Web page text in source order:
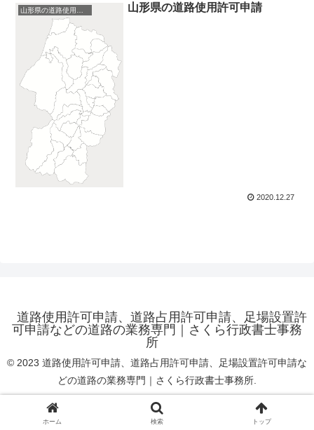
山形県の道路使用許可申請
2020.12.27
道路使用許可申請、道路占用許可申請、足場設置許
可申請などの道路の業務専門｜さくら行政書士事務
所
© 2023 道路使用許可申請、道路占用許可申請、足場設置許可申請な
どの道路の業務専門｜さくら行政書士事務所.
ホーム 検索 トップ